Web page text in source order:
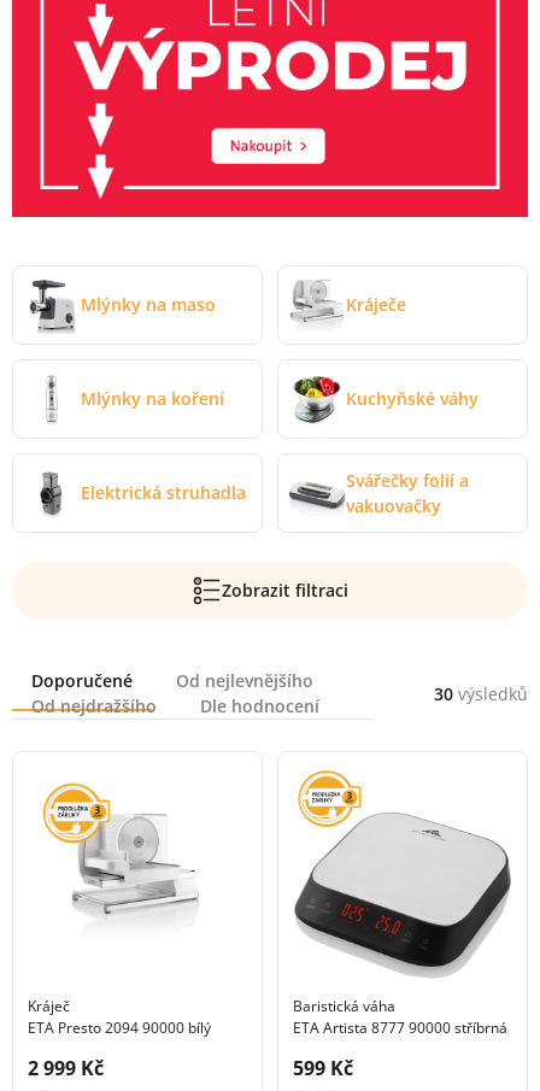
Mlýnky na maso Kráječe
Mlýnky na koření Kuchyňské váhy
Elektrická struhadla
Svářečky folií a
vakuovačky
Zobrazit filtraci
Řazení
Doporučené
Od nejlevnějšího
Od nejdražšího
Dle hodnocení
30 výsledků
Kráječ
ETA Presto 2094 90000 bílý
Cena s DPH:
2 999 Kč
Baristická váha
ETA Artista 8777 90000 stříbrná
Cena s DPH:
599 Kč